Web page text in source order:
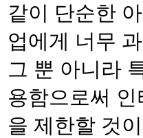
같이 단순한
업에게 너무
그 뿐 아니라
용함으로써
을 제한할 것